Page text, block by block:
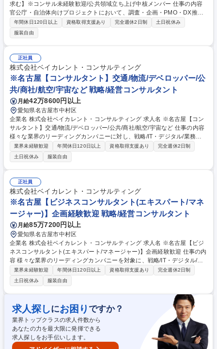
求む】※コンサル未経験歓迎/公共領域立ち上げ中核メンバー 仕事の内容
官公庁・自治体向けプロジェクトにおいて、調査・企画・PMO・DX推進
などを担当いただきます。これまでの公共案件経験や渉外経験を活かし、
戦略立案から実行まで一貫して関与いただきます。 【具体的には】■政策
／制度に関する調査・企画・構想策定■官公庁・関係機関との調整・渉外
対応■DX推進・業務改革（BPR）■大規模プロジェクトのPMO／工程管理
■システム要件定義～開発支援■委員会／審議会等の事務局運営【Whyコン
サル】官公庁の経験からなぜコンサル業界かなぜベイカレントか。企業担
当がご説明いたします。 ★採用パンフレットも是非ご覧ください★ 募集
職種 【官公庁出身者求む】※コンサル未経験歓迎/公共領域立ち上げ中核
メンバー
年間休日120日以上 資格取得支援あり 完全週休2日制
土日祝休み
服装自由
正社員
株式会社ベイカレント・コンサルティング
※名古屋【コンサルタント】交通/物流/デベロッパー/公
共/商社/航空/宇宙など 戦略/経営コンサルタント
月給42万8600円以上
愛知県名古屋市中村区
企業名 株式会社ベイカレント・コンサルティング 求人名 ※名古屋【コン
サルタント】交通/物流/デベロッパー/公共/商社/航空/宇宙など 仕事の内容
様々な業界のリーディングカンパニーに対し、戦略/IT・デジタル/業務改
革等、様々な領域の全社/事業戦略及び、戦略実現に向けた施策検討/実行
支援を推進して頂きます（未経験者歓迎です！！！！！）。 【プロジェク
ト事例】※全事業領域的に豊富な案件実績を有しています ■事業/組織戦略
支援 ■IT/デジタル領域(システム刷新/クラウド基盤構築/AI・データ利活用
推進 等) ■業務改革領域 ■商品・事業開発支援 等 【ソリューション(例)】A
I/DX/経営戦略＆ファイナンス/CX/データアナリティクス/テクノロジーイ
ノベーション/マーケティング＆セールス/SCM/ECM/人材・組織/コスト改
革/インフラストラクチャ/セキュリティ 募集職種 ※名古屋【コンサルタン
ト】交通/物流/デベロッパー/公共/商社/航空/宇宙など
業界未経験歓迎 年間休日120日以上 資格取得支援あり
完全週休2日制
土日祝休み
服装自由
正社員
株式会社ベイカレント・コンサルティング
※名古屋【ビジネスコンサルタント(エキスパート/マネ
ージャー)】企画経験歓迎 戦略/経営コンサルタント
月給85万7200円以上
愛知県名古屋市中村区
企業名 株式会社ベイカレント・コンサルティング 求人名 ※名古屋【ビジ
ネスコンサルタント(エキスパート/マネージャー)】企画経験歓迎 仕事の内
容 様々な業界のリーディングカンパニーを対象に、戦略/IT・デジタル/業
務改革等、様々な領域の全社/事業戦略及び、戦略実現に向けた施策検討/
実行支援を推進して頂きます（未経験でマネージャー職位を目指せま
す！） 【対象業界(例)】ハイテク/メディア・エンタメ/通信/モビリティ/ヘ
ルスケア/消費財/小売/流通/産業機械/銀行/決済/保険/エネルギー/素材/化学/
プラント/交通/物流/デベロッパー/公共/商社/航空/宇宙/防衛 【ソリューシ
ョン(例)】AI/DX/経営戦略＆ファイナンス/CX/データアナリティクス/テク
ノロジーイノベーション/マーケティング＆セールス/SCM/ECM/人材・組
織/コスト改革/業務改革/セキュリティ/システム 募集職種 ※名古屋【ビジ
ネスコンサルタント(エキスパート/マネージャー)】企画経験歓迎
業界未経験歓迎 年間休日120日以上 資格取得支援あり
完全週休2日制
土日祝休み
服装自由
求人探しにお困り ですか？
業界トップクラスの求人件数から
あなたの力を最大限に発揮できる
求人探しをお手伝いします。